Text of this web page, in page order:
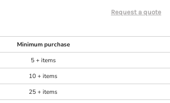
Request a quote
Minimum purchase
5 + items
10 + items
25 + items